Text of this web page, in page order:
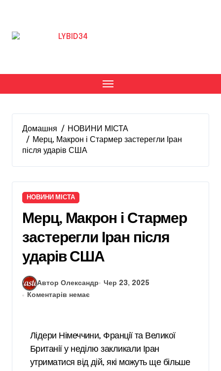
Домашня
НОВИНИ МІСТА
Мерц, Макрон і Стармер застерегли Іран
після ударів США
НОВИНИ МІСТА
Мерц, Макрон і Стармер
застерегли Іран після
ударів США
Автор Олександр
Чер 23, 2025
Коментарів немає
Лідери Німеччини, Франції та Великої
Британії у неділю закликали Іран
утриматися від дій, які можуть ще більше